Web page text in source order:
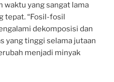
waktu yang sangat lama
tepat. “Fosil-fosil
dekomposisi dan
yang tinggi selama jutaan
menjadi minyak